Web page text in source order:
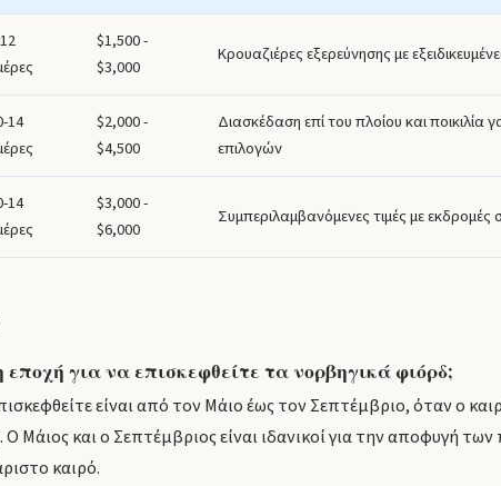
$1,500 -
$3,000
Κρουαζιέρες εξερεύνησης με
14
$2,000 -
$4,500
Διασκέδαση επί του πλοίου και ποικιλία
επιλογών
14
$3,000 -
$6,000
Συμπεριλαμβανόμενες τιμές με εκδρομές
για να επισκεφθείτε τα νορβηγικά φιόρδ;
είναι από τον Μάιο έως τον Σεπτέμβριο, όταν ο
Ο Μάιος και ο Σεπτέμβριος είναι ιδανικοί για την αποφυγή
καιρό.